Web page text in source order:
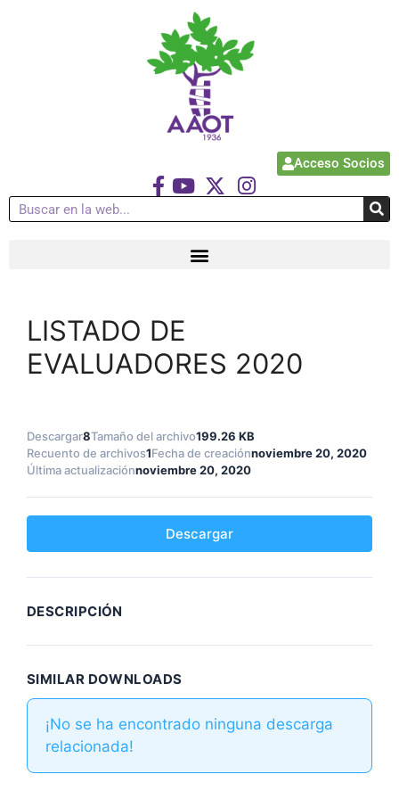
Acceso Socios
LISTADO DE
EVALUADORES 2020
Descargar8Tamaño del archivo199.26 KB
Recuento de archivos1Fecha de creaciónnoviembre 20, 2020
Última actualizaciónnoviembre 20, 2020
Descargar
DESCRIPCIÓN
SIMILAR DOWNLOADS
¡No se ha encontrado ninguna descarga
relacionada!